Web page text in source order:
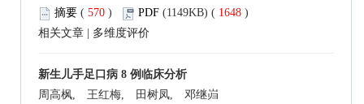
摘要 ( 570 ) PDF (1149KB) ( 1648 )
相关文章
多维度评价
新生儿手足口病 8 例临床分析
周高枫, 王红梅, 田树凤, 邓继岿